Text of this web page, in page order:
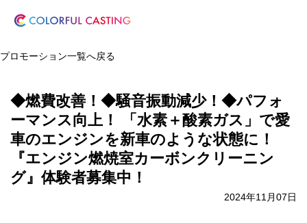
プロモーション一覧へ戻る
◆燃費改善！◆騒音振動減少！◆パフォ
ーマンス向上！ 「水素＋酸素ガス」で愛
車のエンジンを新車のような状態に！
『エンジン燃焼室カーボンクリーニン
グ』体験者募集中！
2024年11月07日